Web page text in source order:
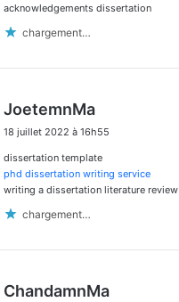
acknowledgements dissertation
chargement…
JoetemnMa
t
:
18 juillet 2022 à 16h55
dissertation template
phd dissertation writing service
writing a dissertation literature review
chargement…
ChandamnMa